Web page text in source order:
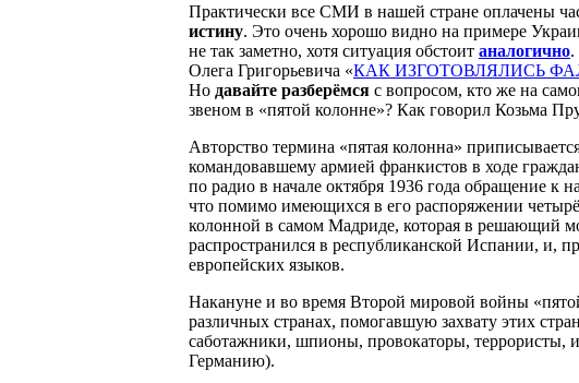
Практически все СМИ в нашей стране оплачены
истину. Это очень хорошо видно на примере
не так заметно, хотя ситуация обстоит аналогично.
Олега Григорьевича «КАК ИЗГОТОВЛЯЛИСЬ
Но давайте разберёмся с вопросом, кто же на
звеном в «пятой колонне»? Как говорил Козьма
Авторство термина «пятая колонна»
командовавшему армией франкистов в ходе
по радио в начале октября 1936 года обращение к
что помимо имеющихся в его распоряжении
колонной в самом Мадриде, которая в решающий
распространился в республиканской Испании, и,
европейских языков.
Накануне и во время Второй мировой войны
различных странах, помогавшую захвату этих
саботажники, шпионы, провокаторы, террористы,
Германию).